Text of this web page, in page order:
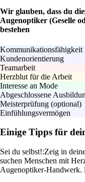
Wir glauben, dass du
Augenoptiker (Geselle
bestehen
Kommunikationsfähigkeit
Kundenorientierung
Teamarbeit
Herzblut für die Arbeit
Interesse an Mode
Abgeschlossene
Meisterprüfung (optional)
Einfühlungsvermögen
Einige Tipps für
Sei du selbst!:Zeig in
suchen Menschen mit
Augenoptiker-Handwerk.